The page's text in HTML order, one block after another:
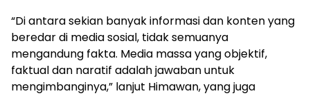
“Di antara sekian banyak informasi dan konten yang
beredar di media sosial, tidak semuanya
mengandung fakta. Media massa yang objektif,
faktual dan naratif adalah jawaban untuk
mengimbanginya,” lanjut Himawan, yang juga